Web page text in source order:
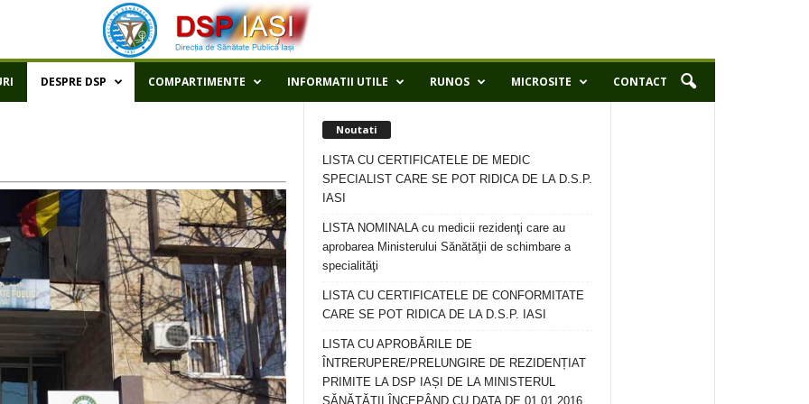
DESPRE DSP COMPARTIMENTE INFORMATII UTILE RUNOS MICROSITE CONTACT
Noutati
LISTA CU CERTIFICATELE DE MEDIC
SPECIALIST CARE SE POT RIDICA DE LA D.S.P.
IASI
LISTA NOMINALA cu medicii rezidenţi care au
aprobarea Ministerului Sănătăţii de schimbare a
specialităţi
LISTA CU CERTIFICATELE DE CONFORMITATE
CARE SE POT RIDICA DE LA D.S.P. IASI
LISTA CU APROBĂRILE DE
ÎNTRERUPERE/PRELUNGIRE DE REZIDENȚIAT
PRIMITE LA DSP IAȘI DE LA MINISTERUL
SĂNĂTĂȚII ÎNCEPÂND CU DATA DE 01.01.2016